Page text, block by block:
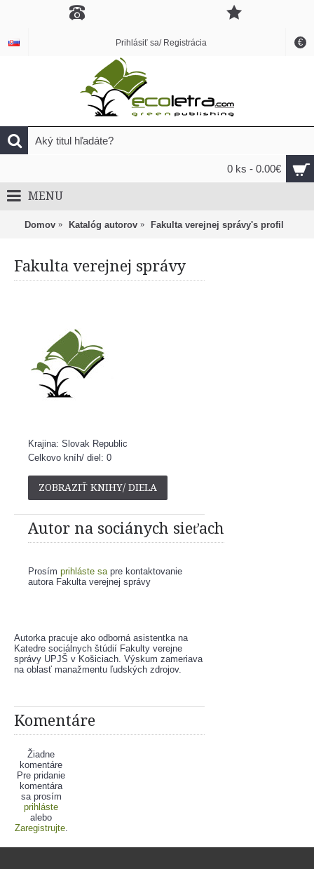
€
Prihlásiť sa/ Registrácia
0 ks - 0.00€
MENU
Domov Katalóg autorov Fakulta verejnej správy's profil
Fakulta verejnej správy
Krajina: Slovak Republic
Celkovo kníh/ diel: 0
ZOBRAZIŤ KNIHY/ DIELA
Autor na sociánych sieťach
Prosím prihláste sapre kontaktovanie
autora Fakulta verejnej správy
Autorka pracuje ako odborná asistentka na
Katedre sociálnych štúdií Fakulty verejne
správy UPJŠ v Košiciach. Výskum zameriava
na oblasť manažmentu ľudských zdrojov.
Komentáre
Žiadne
komentáre
Pre pridanie
komentára
sa prosím
prihláste
alebo
Zaregistrujte.